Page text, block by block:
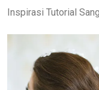
Inspirasi Tutorial